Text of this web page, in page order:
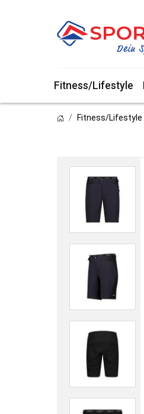
Fitness/Lifestyle
Fitness/Lifestyle